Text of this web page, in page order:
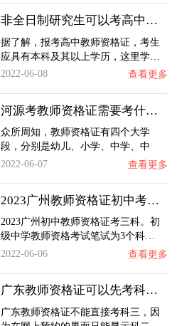
非全日制研究生可以考高中教师资格证吗？
据了解，报考高中教师资格证，考生
应具有本科及其以上学历，这里学…
2022-06-08
查看更多
河源考教师资格证需要考什么科目？
众所周知，教师资格证有四个大学
段，分别是幼儿、小学、中学、中
职…
2022-06-07 查看更多
2023广州教师资格证初中考几科？
2023广州初中教师资格证考三科。初
级中学教师资格考试笔试为3个科…
2022-06-06
查看更多
广东教师资格证可以先考科目三吗？
广东教师资格证不能直接考科三，因